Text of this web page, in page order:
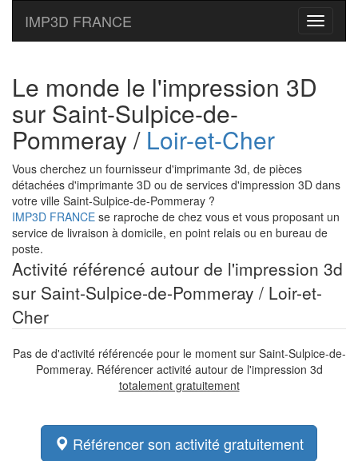
Toggle
IMP3D FRANCE
Le monde le l'impression 3D
sur Saint-Sulpice-de-
Pommeray / Loir-et-Cher
Vous cherchez un fournisseur d'imprimante 3d, de pièces
détachées d'imprimante 3D ou de services d'impression 3D dans
votre ville Saint-Sulpice-de-Pommeray ?
IMP3D FRANCE se raproche de chez vous et vous proposant un
service de livraison à domicile, en point relais ou en bureau de
poste.
Activité référencé autour de l'impression 3d
sur Saint-Sulpice-de-Pommeray / Loir-et-
Cher
Pas de d'activité référencée pour le moment sur Saint-Sulpice-de-
Pommeray. Référencer activité autour de l'impression 3d
totalement gratuitement
Référencer son activité gratuitement